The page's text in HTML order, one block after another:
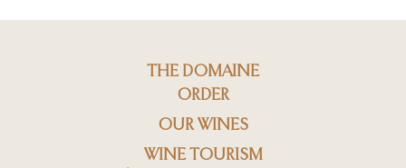
THE DOMAINE
ORDER
OUR WINES
WINE TOURISM